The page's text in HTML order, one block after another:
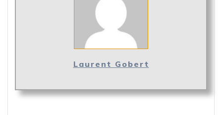
Laurent Gobert